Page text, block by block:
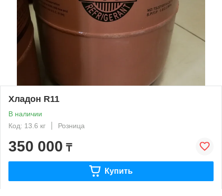
Хладон R11
В наличии
Код: 13.6 кг
Розница
350 000 ₸
Купить